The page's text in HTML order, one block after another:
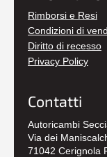
Rimborsi e Resi
Condizioni di
Diritto di recesso
Privacy Policy
Contatti
Autoricambi
Via dei
71042 Cerignola